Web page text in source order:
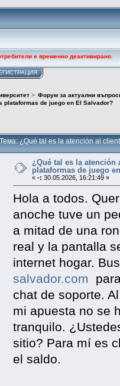
е временно деактивирано.
> Форум за актуални
plataformas de juego en El Salvador?
¿Qué tal es la atención al
¿Qué tal es la atención
plataformas de juego
«-: 30.05.2026, 16:21:49 »
Hola a todos.
anoche tuve un
a mitad de una
real y la pantalla
internet hogar.
salvador.com
chat de soporte.
mi apuesta no se
tranquilo.
sitio? Para mí es
el saldo.